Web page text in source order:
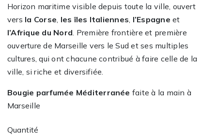
Horizon maritime visible depuis toute la ville, ouvert
vers la Corse, les îles Italiennes, l’Espagne et
l’Afrique du Nord. Première frontière et première
ouverture de Marseille vers le Sud et ses multiples
cultures, qui ont chacune contribué à faire celle de la
ville, si riche et diversifiée.
Bougie parfumée Méditerranée faite à la main à
Marseille
Quantité